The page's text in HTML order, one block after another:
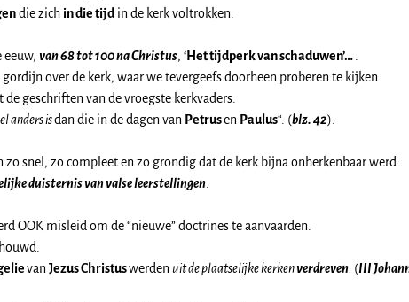
die zich in die tijd in de kerk voltrokken.
eeuw, van 68 tot 100 na Christus, ‘Het tijdperk van schaduwen’…
gordijn over de kerk, waar we tevergeefs doorheen proberen te kijken.
de geschriften van de vroegste kerkvaders.
anders isdan die in de dagen van Petrusen Paulus“. (blz. 42).
snel, zo compleet en zo grondig dat de kerk bijna onherkenbaar werd.
duisternis van valse leerstellingen
OOK misleid om de “nieuwe” doctrines te aanvaarden.
van Jezus Christuswerden uit de plaatselijke kerkenverdreven (III